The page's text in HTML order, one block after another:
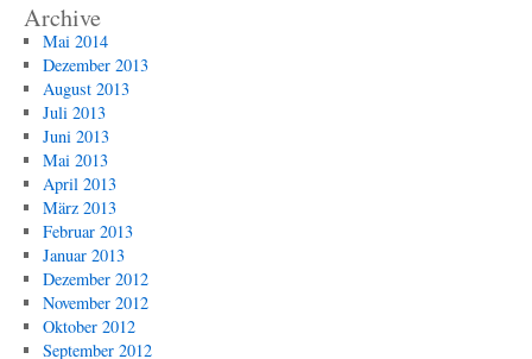
Archive
Mai 2014
Dezember 2013
August 2013
Juli 2013
Juni 2013
Mai 2013
April 2013
März 2013
Februar 2013
Januar 2013
Dezember 2012
November 2012
Oktober 2012
September 2012